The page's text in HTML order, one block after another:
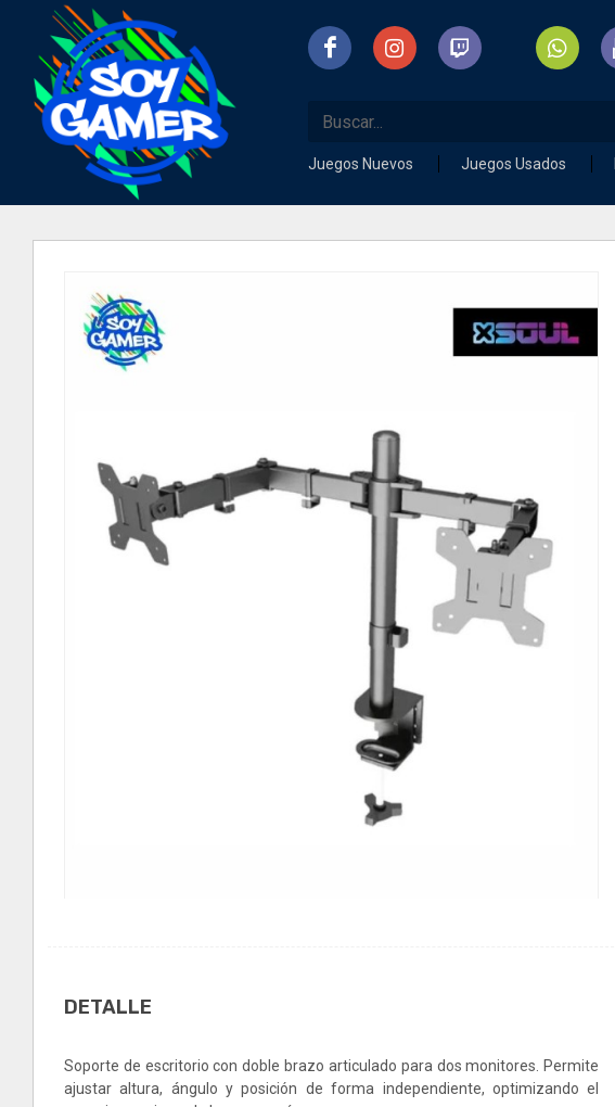
Juegos Nuevos Juegos Usados
DETALLE
Soporte de escritorio con doble brazo articulado para dos monitores. Permite
ajustar altura, ángulo y posición de forma independiente, optimizando el